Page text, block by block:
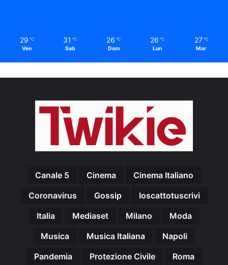
29 ℃
Ven
31 ℃
Sab
26 ℃
Dom
26 ℃
Lun
27 ℃
Mar
Canale 5 Cinema
Cinema Italiano
Coronavirus
Gossip
Ioscattotuscrivi
Italia
Mediaset Milano
Moda
Musica
Musica Italiana
Napoli
Pandemia
Protezione Civile
Roma